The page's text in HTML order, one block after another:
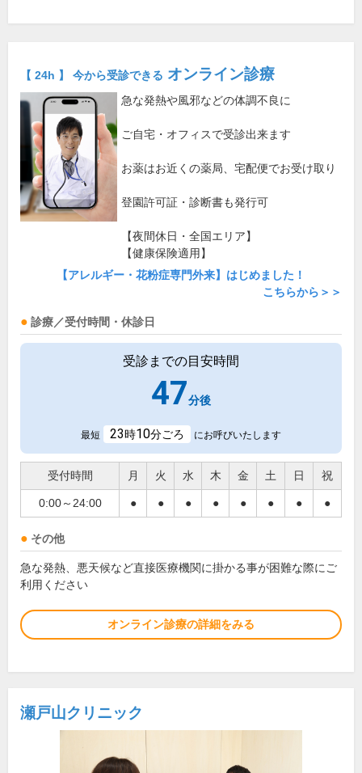
【 24h 】 今から受診できる オンライン診療
急な発熱や風邪などの体調不良に
ご自宅・オフィスで受診出来ます
お薬はお近くの薬局、宅配便でお受け取り
登園許可証・診断書も発行可
【夜間休日・全国エリア】
【健康保険適用】
【アレルギー・花粉症専門外来】はじめました！
こちらから＞＞
診療／受付時間・休診日
受診までの目安時間
47分後
最短 23時10分ごろ にお呼びいたします
受付時間 月 火 水 木 金 土 日 祝
0:00～24:00 ● ● ● ● ● ● ● ●
その他
急な発熱、悪天候など直接医療機関に掛かる事が困難な際にご
利用ください
オンライン診療の詳細をみる
瀬戸山クリニック